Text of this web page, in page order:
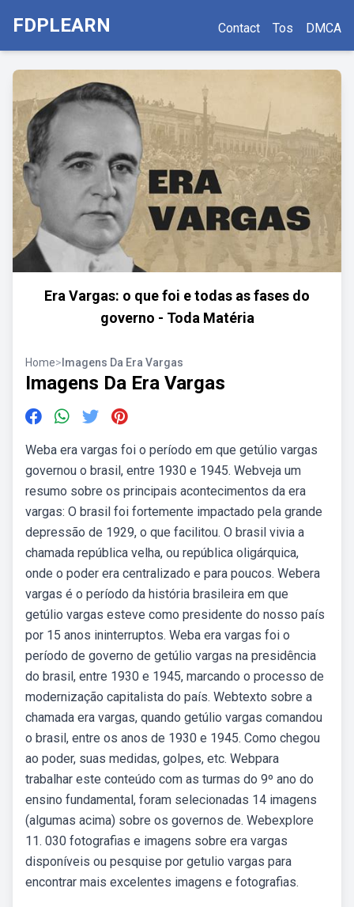
FDPLEARN Contact Tos DMCA
Era Vargas: o que foi e todas as fases do
governo - Toda Matéria
Home> Imagens Da Era Vargas
Imagens Da Era Vargas
Weba era vargas foi o período em que getúlio vargas
governou o brasil, entre 1930 e 1945. Webveja um
resumo sobre os principais acontecimentos da era
vargas: O brasil foi fortemente impactado pela grande
depressão de 1929, o que facilitou. O brasil vivia a
chamada república velha, ou república oligárquica,
onde o poder era centralizado e para poucos. Webera
vargas é o período da história brasileira em que
getúlio vargas esteve como presidente do nosso país
por 15 anos ininterruptos. Weba era vargas foi o
período de governo de getúlio vargas na presidência
do brasil, entre 1930 e 1945, marcando o processo de
modernização capitalista do país. Webtexto sobre a
chamada era vargas, quando getúlio vargas comandou
o brasil, entre os anos de 1930 e 1945. Como chegou
ao poder, suas medidas, golpes, etc. Webpara
trabalhar este conteúdo com as turmas do 9º ano do
ensino fundamental, foram selecionadas 14 imagens
(algumas acima) sobre os governos de. Webexplore
11. 030 fotografias e imagens sobre era vargas
disponíveis ou pesquise por getulio vargas para
encontrar mais excelentes imagens e fotografias.